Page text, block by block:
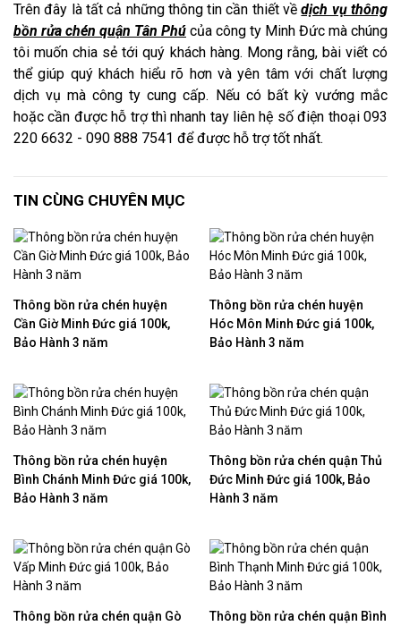
Trên đây là tất cả những thông tin cần thiết vềdịch vụ thông
bồn rửa chén quận Tân Phú của công ty Minh Đức mà chúng
tôi muốn chia sẻ tới quý khách hàng. Mong rằng, bài viết có
thể giúp quý khách hiểu rõ hơn và yên tâm với chất lượng
dịch vụ mà công ty cung cấp. Nếu có bất kỳ vướng mắc
hoặc cần được hỗ trợ thì nhanh tay liên hệ số điện thoại 093
220 6632 - 090 888 7541 để được hỗ trợ tốt nhất.
TIN CÙNG CHUYÊN MỤC
Thông bồn rửa chén huyện
Cần Giờ Minh Đức giá 100k,
Bảo Hành 3 năm
Thông bồn rửa chén huyện
Hóc Môn Minh Đức giá 100k,
Bảo Hành 3 năm
Thông bồn rửa chén huyện
Bình Chánh Minh Đức giá 100k,
Bảo Hành 3 năm
Thông bồn rửa chén quận Thủ
Đức Minh Đức giá 100k, Bảo
Hành 3 năm
Thông bồn rửa chén quận Gò Thông bồn rửa chén quận Bình